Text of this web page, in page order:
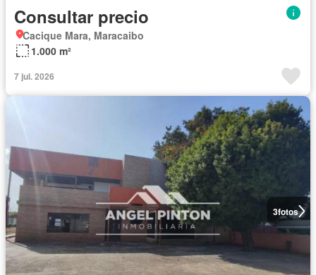
Consultar precio
Cacique Mara, Maracaibo
1.000 m²
7 jul. 2026
3fotos